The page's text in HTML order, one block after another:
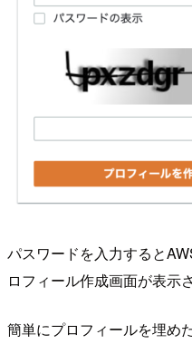
パスワードを入力すると
ロフィール作成画面が表示
簡単にプロフィールを埋め